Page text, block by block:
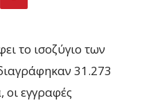
το ισοζύγιο των
31.273
οι εγγραφές